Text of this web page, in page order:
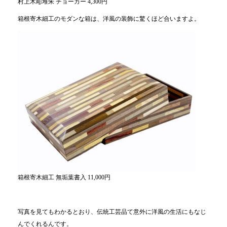
箱根寄木細工のモダンな箱は、洋風の装飾に驚くほど合いますよ。
箱根寄木細工 無垢葉書入 11,000円
写真を見てもわかるとおり、伝統工芸品て意外に洋風の生活にもなじ
んでくれるんです。